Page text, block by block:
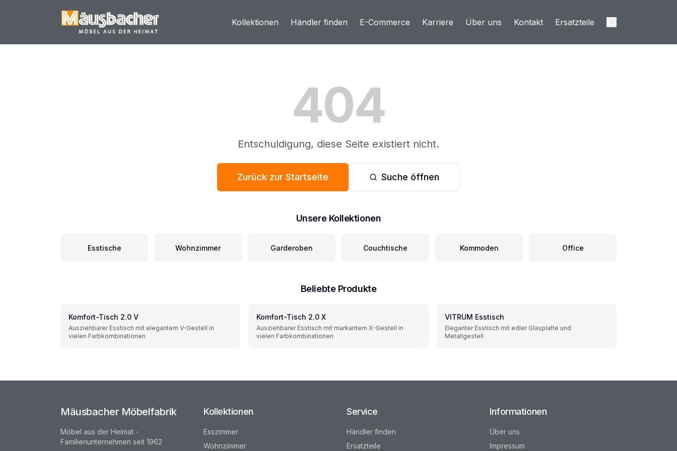
Kollektionen Händler finden E-Commerce Karriere Über uns Kontakt Ersatzteile
404
Entschuldigung, diese Seite existiert nicht.
Zurück zur Startseite Suche öffnen
Unsere Kollektionen
Esstische Wohnzimmer Garderoben Couchtische Kommoden Office
Beliebte Produkte
Komfort-Tisch 2.0 V
Ausziehbarer Esstisch mit elegantem V-Gestell in
vielen Farbkombinationen
Komfort-Tisch 2.0 X
Ausziehbarer Esstisch mit markantem X-Gestell in
vielen Farbkombinationen
VITRUM Esstisch
Eleganter Esstisch mit edler Glasplatte und
Metallgestell
Mäusbacher Möbelfabrik
Möbel aus der Heimat -
Familienunternehmen seit 1962
Kollektionen
Esszimmer
Wohnzimmer
Service
Händler finden
Ersatzteile
Informationen
Über uns
Impressum